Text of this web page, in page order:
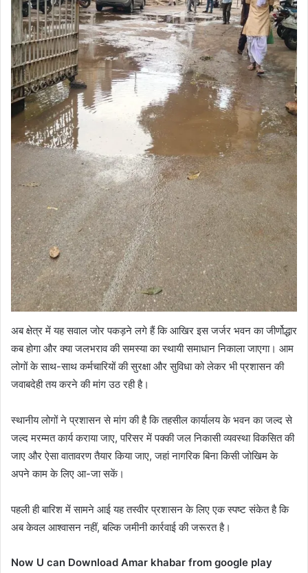
अब क्षेत्र में यह सवाल जोर पकड़ने लगे हैं कि आखिर इस जर्जर भवन का जीर्णोद्धार
कब होगा और क्या जलभराव की समस्या का स्थायी समाधान निकाला जाएगा। आम
लोगों के साथ-साथ कर्मचारियों की सुरक्षा और सुविधा को लेकर भी प्रशासन की
जवाबदेही तय करने की मांग उठ रही है।
स्थानीय लोगों ने प्रशासन से मांग की है कि तहसील कार्यालय के भवन का जल्द से
जल्द मरम्मत कार्य कराया जाए, परिसर में पक्की जल निकासी व्यवस्था विकसित की
जाए और ऐसा वातावरण तैयार किया जाए, जहां नागरिक बिना किसी जोखिम के
अपने काम के लिए आ-जा सकें।
पहली ही बारिश में सामने आई यह तस्वीर प्रशासन के लिए एक स्पष्ट संकेत है कि
अब केवल आश्वासन नहीं, बल्कि जमीनी कार्रवाई की जरूरत है।
Now U can Download Amar khabar from google play